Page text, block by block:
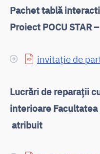
Pachet tablă
Proiect POCU STAR
invitație de
Lucrări de reparații
interioare
atribuit